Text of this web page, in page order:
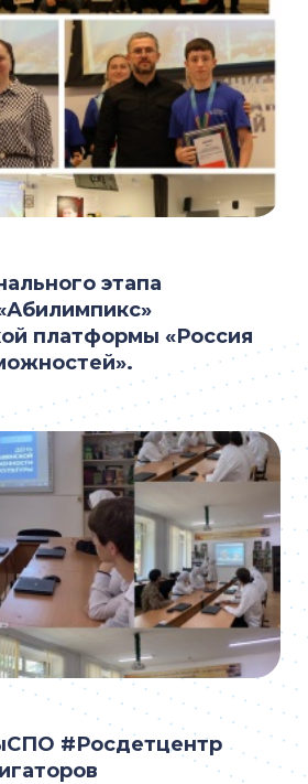
этапа
платформы «Россия
#Росдетцентр